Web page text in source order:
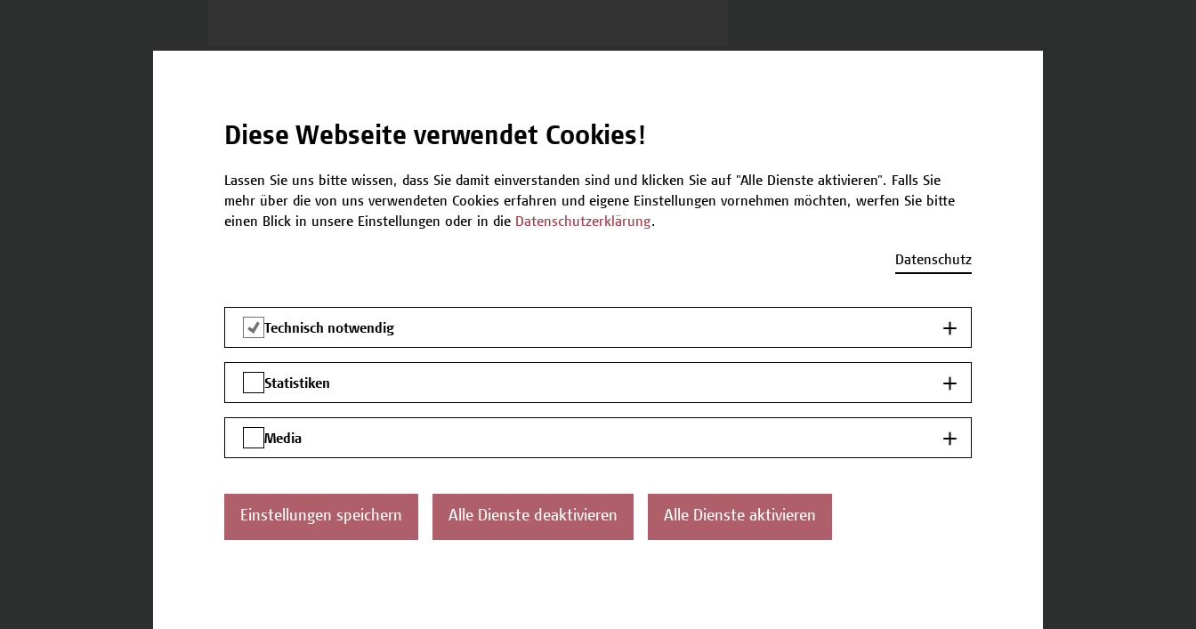
Strasse *
PLZ *
Diese Webseite verwendet Cookies!
Lassen Sie uns bitte wissen, dass Sie damit einverstanden sind und klicken Sie auf "Alle Dienste aktivieren". Falls Sie
mehr über die von uns verwendeten Cookies erfahren und eigene Einstellungen vornehmen möchten, werfen Sie bitte
einen Blick in unsere Einstellungen oder in die Datenschutzerklärung.
Datenschutz
Technisch notwendig
Statistiken
Media
Einstellungen speichern Alle Dienste deaktivieren Alle Dienste aktivieren